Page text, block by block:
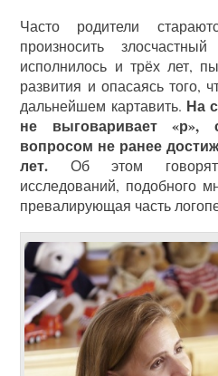
Часто родители
произносить
исполнилось и трёх лет,
развития и опасаясь того,
дальнейшем картавить. На
не выговаривает «р»,
вопросом не ранее
лет. Об этом говорят
исследований, подобного
превалирующая часть